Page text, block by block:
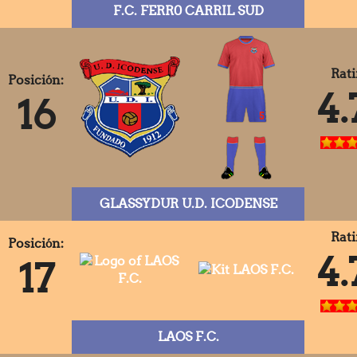
F.C. FERR0 CARRIL SUD
Posición:
16
GLASSYDUR U.D. ICODENSE
Posición:
17
LAOS F.C.